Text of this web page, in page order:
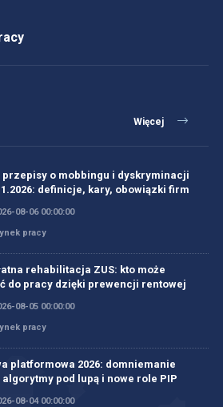
Więcej
przepisy o mobbingu i dyskryminacji
definicje, kary, obowiązki firm
08-06 00:00:00
pracy
rehabilitacja ZUS: kto może
do pracy dzięki prewencji rentowej
08-05 00:00:00
pracy
platformowa 2026: domniemanie
algorytmy pod lupą i nowe role PIP
08-04 00:00:00